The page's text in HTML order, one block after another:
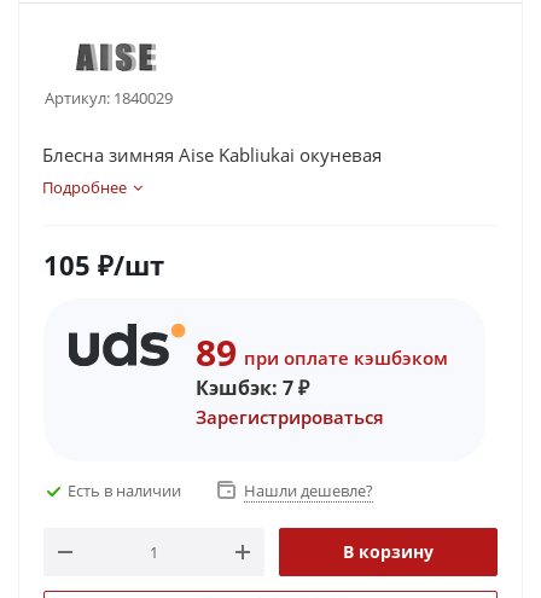
Артикул: 1840029
Блесна зимняя Aise Kabliukai окуневая
Подробнее
105 ₽/шт
89 при оплате кэшбэком
Кэшбэк: 7₽
Зарегистрироваться
Есть в наличии Нашли дешевле?
В корзину